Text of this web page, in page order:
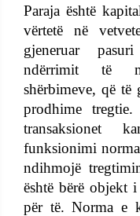
Paraja është
vërtetë në
gjeneruar
ndërrimit të
shërbimeve, që të
prodhime
transaksionet
funksionimi
ndihmojë
është bërë objekt
për të. Norma e